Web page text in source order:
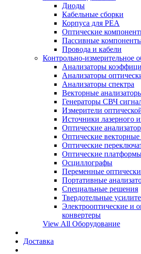
Диоды
Кабельные сборки
Корпуса для РЕА
Оптические
Пассивные
Провода и кабели
Контрольно-измерительное
Анализаторы
Анализаторы
Анализаторы спектра
Векторные
Генераторы СВЧ
Измерители
Источники лазерного
Оптические
Оптические
Оптические
Оптические
Осциллографы
Переменные
Портативные
Специальные решения
Твердотельные
Электрооптические и
конвертеры
View All Оборудование
Доставка